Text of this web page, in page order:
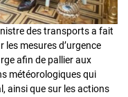
des transports a fait
les mesures d’urgence
afin de pallier aux
météorologiques qui
ainsi que sur les actions